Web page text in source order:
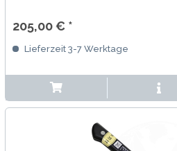
205,00 € *
Lieferzeit 3-7 Werktage